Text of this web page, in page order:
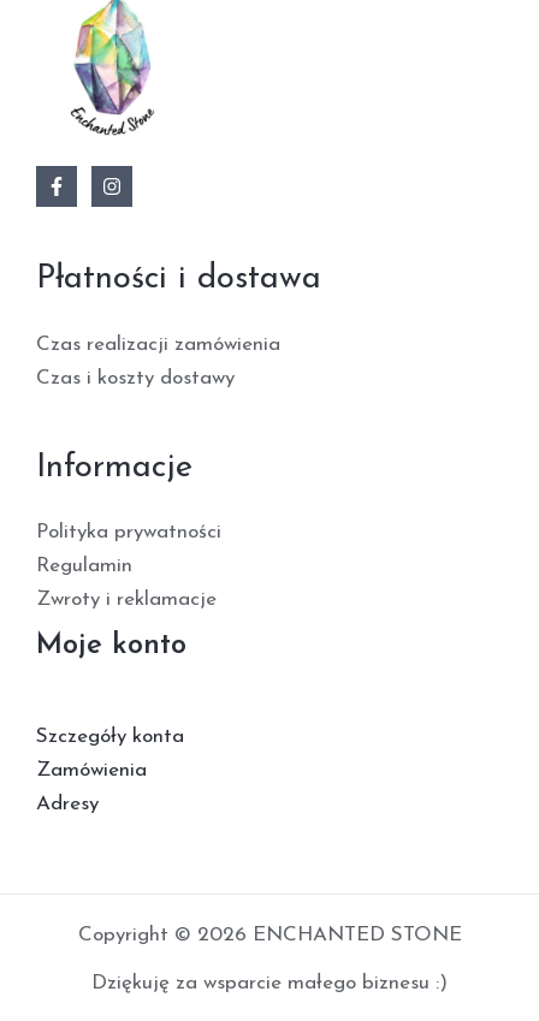
Płatności i dostawa
Czas realizacji zamówienia
Czas i koszty dostawy
Informacje
Polityka prywatności
Regulamin
Zwroty i reklamacje
Moje konto
Szczegóły konta
Zamówienia
Adresy
Copyright © 2026 ENCHANTED STONE
Dziękuję za wsparcie małego biznesu :)